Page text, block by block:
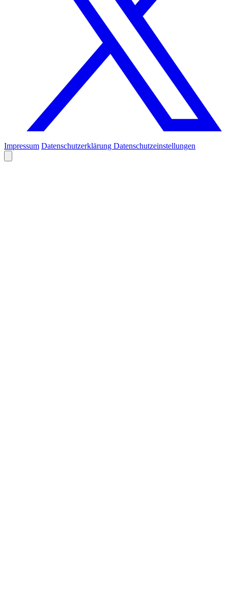
Impressum Datenschutzerklärung Datenschutzeinstellungen